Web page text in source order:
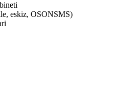
eskiz, OSONSMS)